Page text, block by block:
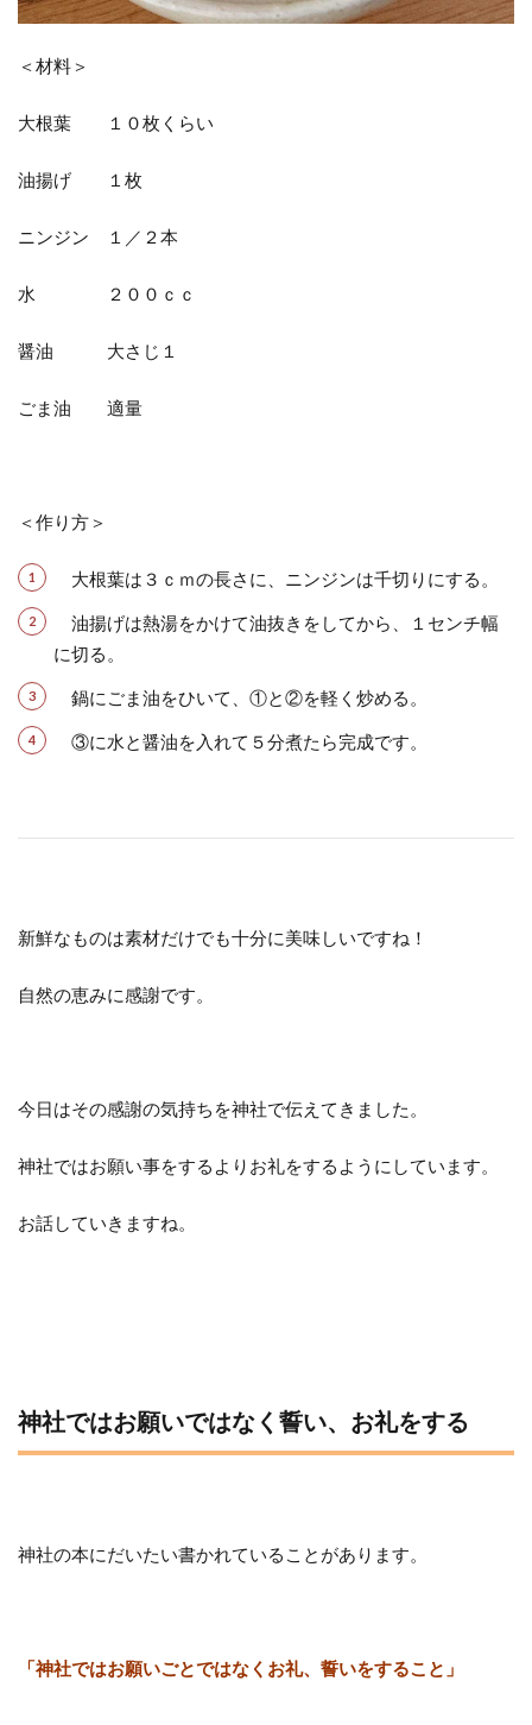
＜材料＞
大根葉 １０枚くらい
油揚げ １枚
ニンジン １／２本
水 ２００ｃｃ
醤油 大さじ１
ごま油 適量
＜作り方＞
大根葉は３ｃｍの長さに、ニンジンは千切りにする。
油揚げは熱湯をかけて油抜きをしてから、１センチ幅
に切る。
鍋にごま油をひいて、①と②を軽く炒める。
③に水と醤油を入れて５分煮たら完成です。
新鮮なものは素材だけでも十分に美味しいですね！
自然の恵みに感謝です。
今日はその感謝の気持ちを神社で伝えてきました。
神社ではお願い事をするよりお礼をするようにしています。
お話していきますね。
神社ではお願いではなく誓い、お礼をする
神社の本にだいたい書かれていることがあります。
「神社ではお願いごとではなくお礼、誓いをすること」